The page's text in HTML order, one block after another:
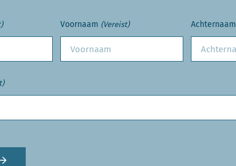
Voornaam (Vereist) Achternaam